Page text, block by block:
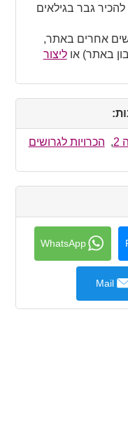
גבר בגילאים
אחרים באתר,
באתר) אוליצור
to
collapse , הכרויות לגרושים
WhatsApp
Mail